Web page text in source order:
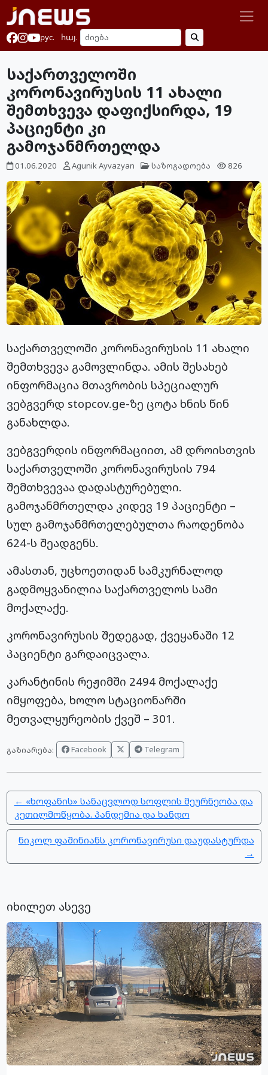
рус. հայ.
საქართველოში
კორონავირუსის 11 ახალი
შემთხვევა დაფიქსირდა, 19
პაციენტი კი
გამოჯანმრთელდა
01.06.2020 Agunik Ayvazyan საზოგადოება 826
საქართველოში კორონავირუსის 11 ახალი
შემთხვევა გამოვლინდა. ამის შესახებ
ინფორმაცია მთავრობის სპეციალურ
ვებგვერდ stopcov.ge-ზე ცოტა ხნის წინ
განახლდა.
ვებგვერდის ინფორმაციით, ამ დროისთვის
საქართველოში კორონავირუსის 794
შემთხვევაა დადასტურებული.
გამოჯანმრთელდა კიდევ 19 პაციენტი –
სულ გამოჯანმრთელებულთა რაოდენობა
624-ს შეადგენს.
ამასთან, უცხოეთიდან სამკურნალოდ
გადმოყვანილია საქართველოს სამი
მოქალაქე.
კორონავირუსის შედეგად, ქვეყანაში 12
პაციენტი გარდაიცვალა.
კარანტინის რეჟიმში 2494 მოქალაქე
იმყოფება, ხოლო სტაციონარში
მეთვალყურეობის ქვეშ – 301.
გაზიარება: Facebook Telegram
← «ხოფანის» სანაცვლოდ სოფლის მეურნეობა და
კეთილმოწყობა. პანდემია და ხანდო
ნიკოლ ფაშინიანს კორონავირუსი დაუდასტურდა
→
იხილეთ ასევე